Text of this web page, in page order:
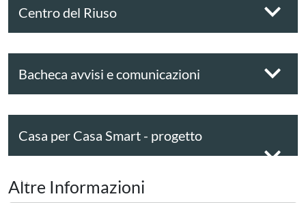
Centro del Riuso
Bacheca avvisi e comunicazioni
Casa per Casa Smart - progetto
Altre Informazioni